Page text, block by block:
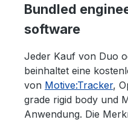
Bundled
software
Jeder Kauf von Duo
beinhaltet eine
von Motive:Tracker,
grade rigid body und
Anwendung. Die